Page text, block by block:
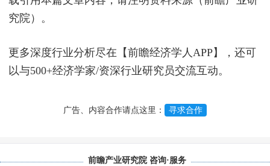
究院）。
更多深度行业分析尽在【前瞻经济学人APP】，还可
以与500+经济学家/资深行业研究员交流互动。
广告、内容合作请点这里： 寻求合作
前瞻产业研究院 咨询·服务